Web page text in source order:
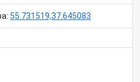
55.731519,37.645083